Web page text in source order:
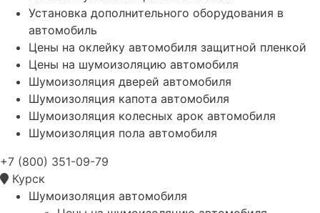
Установка дополнительного оборудования в
автомобиль
Цены на оклейку автомобиля защитной пленкой
Цены на шумоизоляцию автомобиля
Шумоизоляция дверей автомобиля
Шумоизоляция капота автомобиля
Шумоизоляция колесных арок автомобиля
Шумоизоляция пола автомобиля
+7 (800) 351-09-79
Курск
Шумоизоляция автомобиля